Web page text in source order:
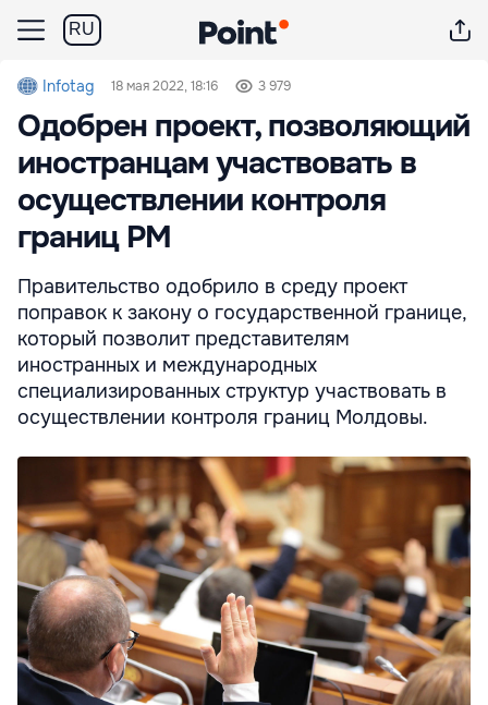
RU
Infotag 18 мая 2022, 18:16 3 979
Одобрен проект, позволяющий
иностранцам участвовать в
осуществлении контроля
границ РМ
Правительство одобрило в среду проект
поправок к закону о государственной границе,
который позволит представителям
иностранных и международных
специализированных структур участвовать в
осуществлении контроля границ Молдовы.